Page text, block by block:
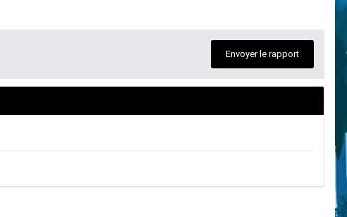
Envoyer le rapport